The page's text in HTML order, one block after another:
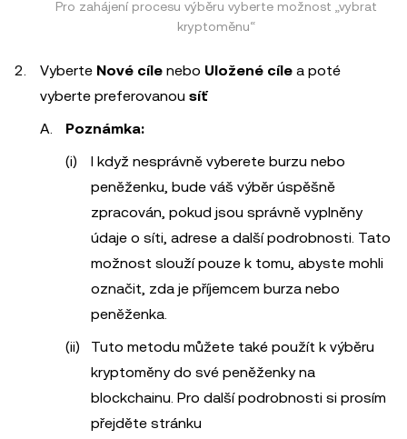
Pro zahájení procesu výběru vyberte možnost „vybrat
kryptoměnu“
Vyberte Nové cíle nebo Uložené cíle a poté
vyberte preferovanou síť
Poznámka:
I když nesprávně vyberete burzu nebo
peněženku, bude váš výběr úspěšně
zpracován, pokud jsou správně vyplněny
údaje o síti, adrese a další podrobnosti. Tato
možnost slouží pouze k tomu, abyste mohli
označit, zda je příjemcem burza nebo
peněženka.
Tuto metodu můžete také použít k výběru
kryptoměny do své peněženky na
blockchainu. Pro další podrobnosti si prosím
přejděte stránku